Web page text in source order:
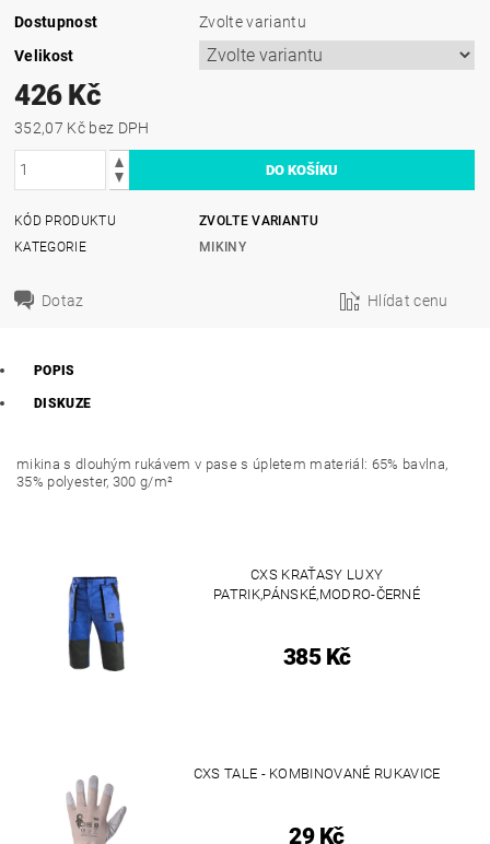
Dostupnost
Zvolte variantu
Velikost
426 Kč
352,07 Kč bez DPH
KÓD PRODUKTU
ZVOLTE VARIANTU
KATEGORIE
MIKINY
Dotaz Hlídat cenu
POPIS
DISKUZE
mikina s dlouhým rukávem v pase s úpletem materiál: 65% bavlna,
35% polyester, 300 g/m²
CXS KRAŤASY LUXY
PATRIK,PÁNSKÉ,MODRO-ČERNÉ
385 Kč
CXS TALE - KOMBINOVANÉ RUKAVICE
29 Kč